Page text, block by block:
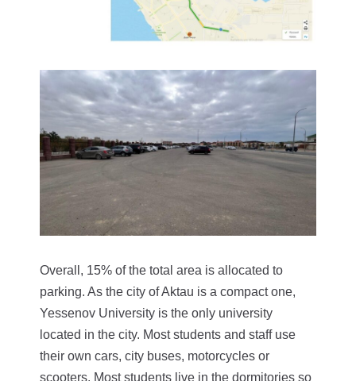
Overall, 15% of the total area is allocated to
parking. As the city of Aktau is a compact one,
Yessenov University is the only university
located in the city. Most students and staff use
their own cars, city buses, motorcycles or
scooters. Most students live in the dormitories so